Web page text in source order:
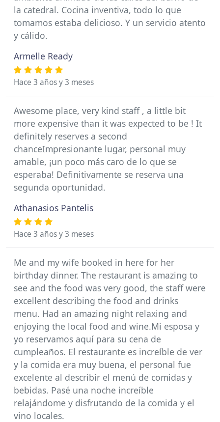
la catedral. Cocina inventiva, todo lo que
tomamos estaba delicioso. Y un servicio atento
y cálido.
Armelle Ready
Hace 3 años y 3 meses
Awesome place, very kind staff , a little bit
more expensive than it was expected to be ! It
definitely reserves a second
chanceImpresionante lugar, personal muy
amable, ¡un poco más caro de lo que se
esperaba! Definitivamente se reserva una
segunda oportunidad.
Athanasios Pantelis
Hace 3 años y 3 meses
Me and my wife booked in here for her
birthday dinner. The restaurant is amazing to
see and the food was very good, the staff were
excellent describing the food and drinks
menu. Had an amazing night relaxing and
enjoying the local food and wine.Mi esposa y
yo reservamos aquí para su cena de
cumpleaños. El restaurante es increíble de ver
y la comida era muy buena, el personal fue
excelente al describir el menú de comidas y
bebidas. Pasé una noche increíble
relajándome y disfrutando de la comida y el
vino locales.